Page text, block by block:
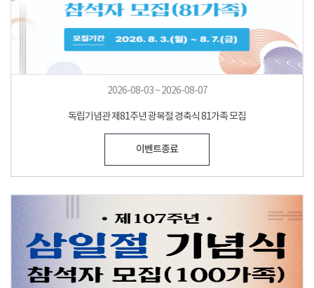
2026-08-03 ~ 2026-08-07
독립기념관 제81주년 광복절 경축식 81가족 모집
이벤트종료